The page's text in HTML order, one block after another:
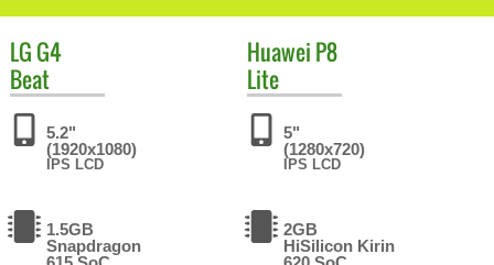
LG G4
Beat
5.2"
(1920x1080)
IPS LCD
1.5GB
Snapdragon
Huawei P8
Lite
5"
(1280x720)
IPS LCD
2GB
HiSilicon Kirin